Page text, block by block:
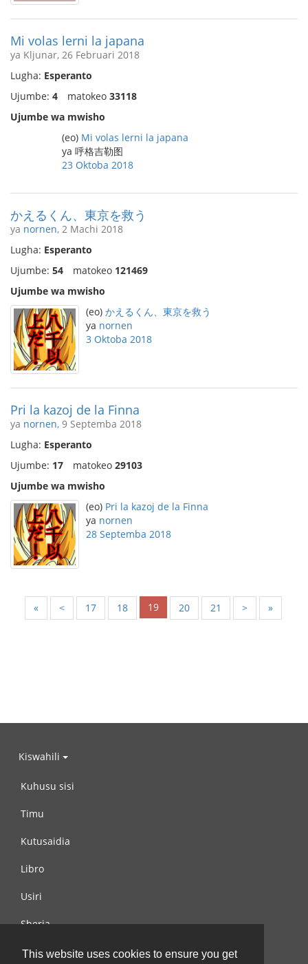
This website uses cookies to ensure you get
Mi volas lerni la japana
ya Kljunar, 26 Februari 2018
Lugha: Esperanto
Ujumbe: 4 matokeo 33118
Ujumbe wa mwisho
(eo) Mi volas lerni la japana
ya 呼格吉勒图
23 Oktoba 2018
かえるくん、東京を救う
ya nornen, 2 Machi 2018
Lugha: Esperanto
Ujumbe: 54 matokeo 121469
Ujumbe wa mwisho
(eo) かえるくん、東京を救う
ya nornen
3 Oktoba 2018
Pri la kazoj de la Finna
ya nornen, 9 Septemba 2018
Lugha: Esperanto
Ujumbe: 17 matokeo 29103
Ujumbe wa mwisho
(eo) Pri la kazoj de la Finna
ya nornen
28 Septemba 2018
« < 17 18 19 20 21 > »
Kiswahili
Kuhusu sisi
Timu
Kutusaidia
Libro
Usiri
Sheria
Wasiliana na si